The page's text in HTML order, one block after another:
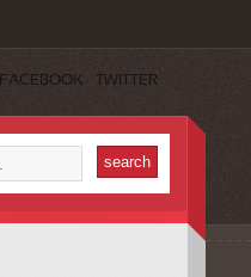
FACEBOOK TWITTER